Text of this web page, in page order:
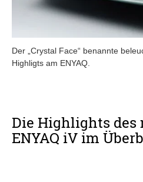
Der „Crystal Face“ benannte
Highligts am ENYAQ.
Die Highlights des
ENYAQ iV im